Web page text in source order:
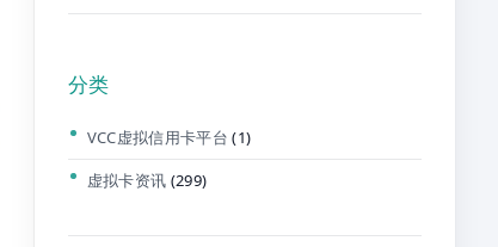
分类
VCC虚拟信用卡平台 (1)
虚拟卡资讯 (299)